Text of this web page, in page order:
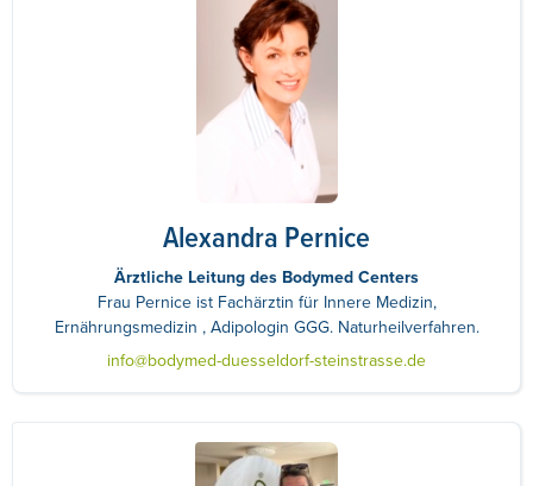
Alexandra Pernice
Ärztliche Leitung des Bodymed Centers
Frau Pernice ist Fachärztin für Innere Medizin,
Ernährungsmedizin , Adipologin GGG. Naturheilverfahren.
info@bodymed-duesseldorf-steinstrasse.de